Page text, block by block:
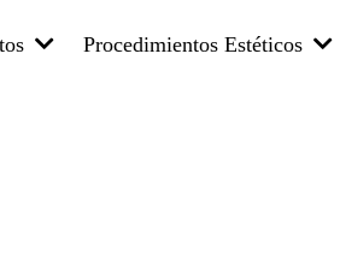
Procedimientos Estéticos